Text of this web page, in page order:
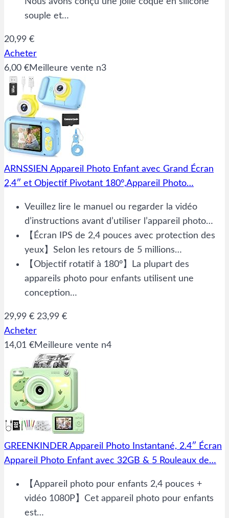
souple et…
20,99 €
Acheter
6,00 €Meilleure vente n3
ARNSSIEN Appareil Photo Enfant avec Grand Écran
2,4″ et Objectif Pivotant 180°,Appareil Photo…
Veuillez lire le manuel ou regarder la vidéo
d’instructions avant d’utiliser l’appareil photo…
【Écran IPS de 2,4 pouces avec protection des
yeux】Selon les retours de 5 millions…
【Objectif rotatif à 180°】La plupart des
appareils photo pour enfants utilisent une
conception…
29,99 € 23,99 €
Acheter
14,01 €Meilleure vente n4
GREENKINDER Appareil Photo Instantané, 2.4″ Écran
Appareil Photo Enfant avec 32GB & 5 Rouleaux de…
【Appareil photo pour enfants 2,4 pouces +
vidéo 1080P】Cet appareil photo pour enfants
est…